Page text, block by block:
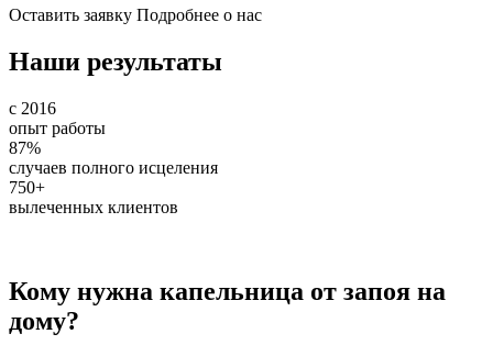
Оставить заявку Подробнее о нас
Наши результаты
с 2016
опыт работы
87%
случаев полного исцеления
750+
вылеченных клиентов
Кому нужна капельница от запоя на
дому?